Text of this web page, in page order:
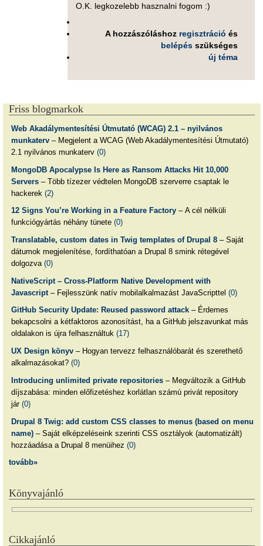
O.K. legkozelebb hasznalni fogom :)
A hozzászóláshoz regisztráció és
belépés szükséges
új téma
Friss blogmarkok
Web Akadálymentesítési Útmutató (WCAG) 2.1 – nyilvános
munkaterv– Megjelent a WCAG (Web Akadálymentesítési Útmutató)
2.1 nyilvános munkaterv (0)
MongoDB Apocalypse Is Here as Ransom Attacks Hit 10,000
Servers– Több tízezer védtelen MongoDB szerverre csaptak le
hackerek (2)
12 Signs You’re Working in a Feature Factory– A cél nélküli
funkciógyártás néhány tünete (0)
Translatable, custom dates in Twig templates of Drupal 8– Saját
dátumok megjelenítése, fordíthatóan a Drupal 8 smink rétegével
dolgozva (0)
NativeScript – Cross-Platform Native Development with
Javascript– Fejlesszünk natív mobilalkalmazást JavaScripttel (0)
GitHub Security Update: Reused password attack– Érdemes
bekapcsolni a kétfaktoros azonosítást, ha a GitHub jelszavunkat más
oldalakon is újra felhasználtuk (17)
UX Design könyv– Hogyan tervezz felhasználóbarát és szerethető
alkalmazásokat? (0)
Introducing unlimited private repositories– Megváltozik a GitHub
díjszabása: minden előfizetéshez korlátlan számú privát repository
jár (0)
Drupal 8 Twig: add custom CSS classes to menus (based on menu
name)– Saját elképzeléseink szerinti CSS osztályok (automatizált)
hozzáadása a Drupal 8 menüihez (0)
tovább»
Könyvajánló
Cikkajánló